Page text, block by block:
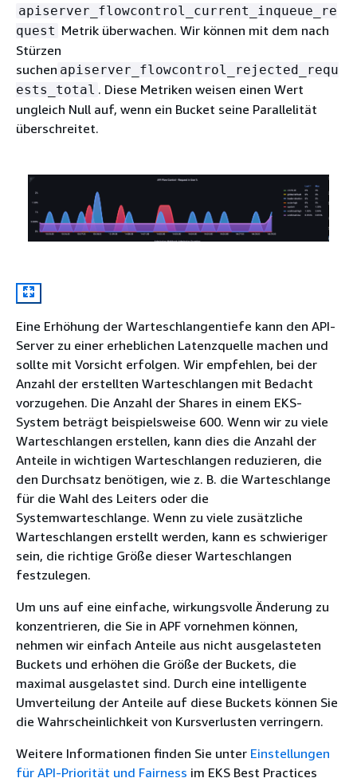
apiserver_flowcontrol_current_inqueue_re
quest Metrik überwachen. Wir können mit dem nach
Stürzen
suchen apiserver_flowcontrol_rejected_requ
ests_total . Diese Metriken weisen einen Wert
ungleich Null auf, wenn ein Bucket seine Parallelität
überschreitet.
Eine Erhöhung der Warteschlangentiefe kann den API-
Server zu einer erheblichen Latenzquelle machen und
sollte mit Vorsicht erfolgen. Wir empfehlen, bei der
Anzahl der erstellten Warteschlangen mit Bedacht
vorzugehen. Die Anzahl der Shares in einem EKS-
System beträgt beispielsweise 600. Wenn wir zu viele
Warteschlangen erstellen, kann dies die Anzahl der
Anteile in wichtigen Warteschlangen reduzieren, die
den Durchsatz benötigen, wie z. B. die Warteschlange
für die Wahl des Leiters oder die
Systemwarteschlange. Wenn zu viele zusätzliche
Warteschlangen erstellt werden, kann es schwieriger
sein, die richtige Größe dieser Warteschlangen
festzulegen.
Um uns auf eine einfache, wirkungsvolle Änderung zu
konzentrieren, die Sie in APF vornehmen können,
nehmen wir einfach Anteile aus nicht ausgelasteten
Buckets und erhöhen die Größe der Buckets, die
maximal ausgelastet sind. Durch eine intelligente
Umverteilung der Anteile auf diese Buckets können Sie
die Wahrscheinlichkeit von Kursverlusten verringern.
Weitere Informationen finden Sie unter Einstellungen
für API-Priorität und Fairness im EKS Best Practices